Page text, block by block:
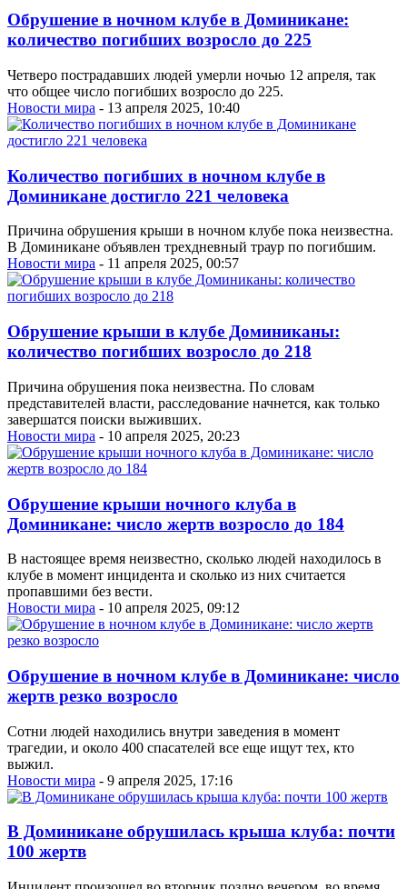
Обрушение в ночном клубе в Доминикане:
количество погибших возросло до 225
Четверо пострадавших людей умерли ночью 12 апреля, так
что общее число погибших возросло до 225.
Новости мира - 13 апреля 2025, 10:40
Количество погибших в ночном клубе в
Доминикане достигло 221 человека
Причина обрушения крыши в ночном клубе пока неизвестна.
В Доминикане объявлен трехдневный траур по погибшим.
Новости мира - 11 апреля 2025, 00:57
Обрушение крыши в клубе Доминиканы:
количество погибших возросло до 218
Причина обрушения пока неизвестна. По словам
представителей власти, расследование начнется, как только
завершатся поиски выживших.
Новости мира - 10 апреля 2025, 20:23
Обрушение крыши ночного клуба в
Доминикане: число жертв возросло до 184
В настоящее время неизвестно, сколько людей находилось в
клубе в момент инцидента и сколько из них считается
пропавшими без вести.
Новости мира - 10 апреля 2025, 09:12
Обрушение в ночном клубе в Доминикане: число
жертв резко возросло
Сотни людей находились внутри заведения в момент
трагедии, и около 400 спасателей все еще ищут тех, кто
выжил.
Новости мира - 9 апреля 2025, 17:16
В Доминикане обрушилась крыша клуба: почти
100 жертв